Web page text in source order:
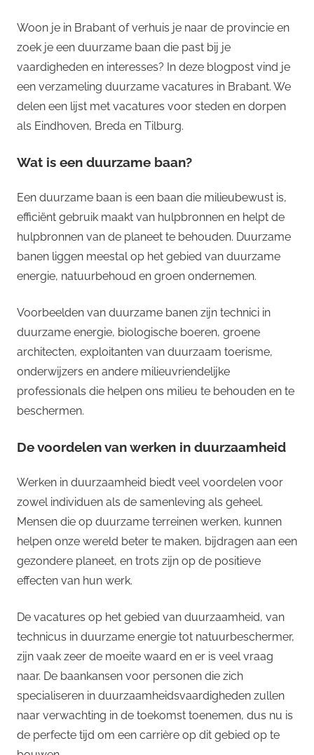
Woon je in Brabant of verhuis je naar de provincie en
zoek je een duurzame baan die past bij je
vaardigheden en interesses? In deze blogpost vind je
een verzameling duurzame vacatures in Brabant. We
delen een lijst met vacatures voor steden en dorpen
als Eindhoven, Breda en Tilburg.
Wat is een duurzame baan?
Een duurzame baan is een baan die milieubewust is,
efficiënt gebruik maakt van hulpbronnen en helpt de
hulpbronnen van de planeet te behouden. Duurzame
banen liggen meestal op het gebied van duurzame
energie, natuurbehoud en groen ondernemen.
Voorbeelden van duurzame banen zijn technici in
duurzame energie, biologische boeren, groene
architecten, exploitanten van duurzaam toerisme,
onderwijzers en andere milieuvriendelijke
professionals die helpen ons milieu te behouden en te
beschermen.
De voordelen van werken in duurzaamheid
Werken in duurzaamheid biedt veel voordelen voor
zowel individuen als de samenleving als geheel.
Mensen die op duurzame terreinen werken, kunnen
helpen onze wereld beter te maken, bijdragen aan een
gezondere planeet, en trots zijn op de positieve
effecten van hun werk.
De vacatures op het gebied van duurzaamheid, van
technicus in duurzame energie tot natuurbeschermer,
zijn vaak zeer de moeite waard en er is veel vraag
naar. De baankansen voor personen die zich
specialiseren in duurzaamheidsvaardigheden zullen
naar verwachting in de toekomst toenemen, dus nu is
de perfecte tijd om een carrière op dit gebied op te